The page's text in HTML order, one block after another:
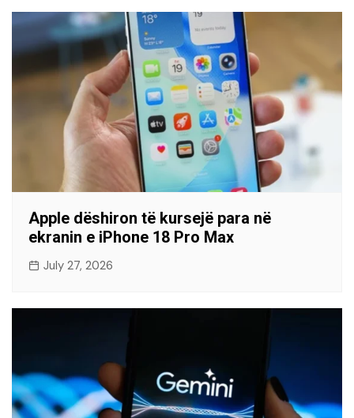
Apple dëshiron të kursejë para në
ekranin e iPhone 18 Pro Max
July 27, 2026